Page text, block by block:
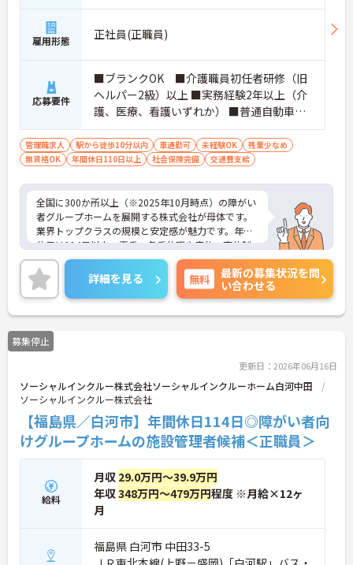
雇用形態 正社員(正職員)
応募要件
■ブランクOK ■介護職員初任者研修（旧
ヘルパー2級）以上 ■実務経験2年以上（介
護、医療、看護いずれか） ■普通自動車運
転免許(AT限定可) ※管理業務に就かれて
いた方歓迎
管理職求人 駅から徒歩10分以内 車通勤可 未経験OK
残業少なめ
無資格OK
年間休日110日以上 社会保険完備 交通費支給
全国に300か所以上（※2025年10月時点）の障がい
者グループホームを展開する株式会社が母体です。
業界トップクラスの規模と安定感が魅力です。年間
休日は114日以上、夏季・冬季休暇や産休・育休制
度もしっかり整っており、プライベートとの両立も
可能。これまでのご経験を活かし、新しいキャリア
を築きたい方、ぜひご応募ください。20代から60代
まで、幅広い年代の方が活躍できる職場です。ご興
味のある方は詳細等をお伝えしますので、お気軽に
お問い合わせください。
詳細を見る 無料
最新の募集状況を問
い合わせる
募集停止
更新日：2026年06月16日
ソーシャルインクルー株式会社ソーシャルインクルーホーム白河中田
ソーシャルインクルー株式会社
【福島県／白河市】年間休日114日◎障がい者向
けグループホームの施設管理者候補＜正職員＞
給料
月収 29.0万円～39.9万円
年収348万円～479万円程度 ※月給×12ヶ
月
福島県 白河市 中田33-5